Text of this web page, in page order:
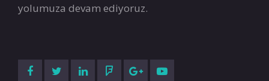
yolumuza devam ediyoruz.